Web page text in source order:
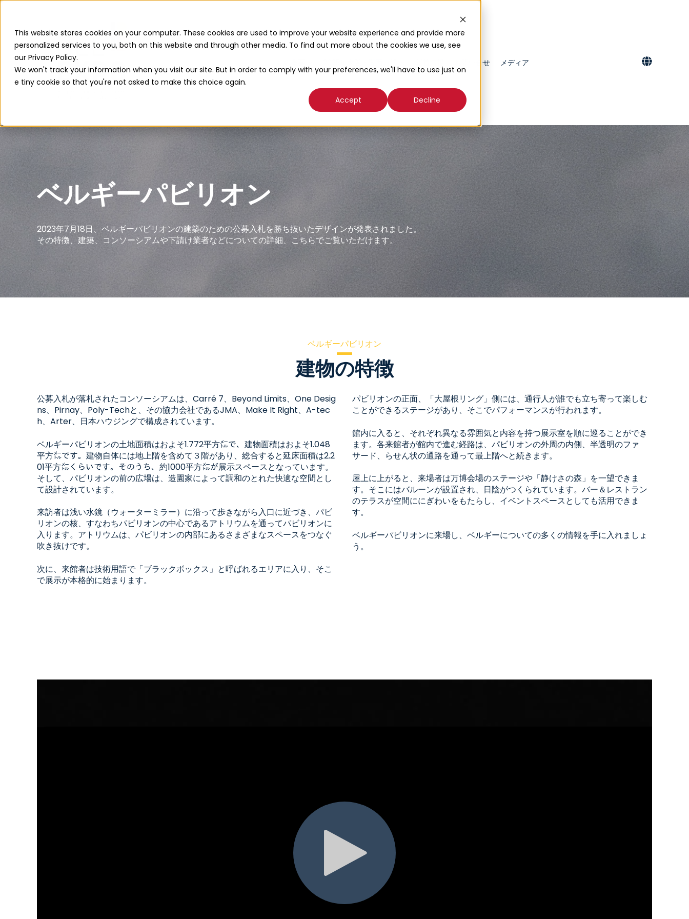
This website stores cookies on your computer. These cookies are used to improve your website experience and provide more
personalized services to you, both on this website and through other media. To find out more about the cookies we use, see
our Privacy Policy.
We won't track your information when you visit our site. But in order to comply with your preferences, we'll have to use just on
e tiny cookie so that you're not asked to make this choice again.
Accept
Decline
お問い合せ メディア
ベルギーパビリオン
2023年7月18日、ベルギーパビリオンの建築のための公募入札を勝ち抜いたデザインが発表されました。
その特徴、建築、コンソーシアムや下請け業者などについての詳細、こちらでご覧いただけます。
ベルギーパビリオン
建物の特徴
公募入札が落札されたコンソーシアムは、Carré 7、Beyond Limits、One Desig
ns、Pirnay、Poly-Techと、その協力会社であるJMA、Make It Right、A-tec
h、Arter、日本ハウジングで構成されています。
ベルギーパビリオンの土地面積はおよそ1.772平方㍍で、建物面積はおよそ1.048
平方㍍です。建物自体には地上階を含めて３階があり、総合すると延床面積は2.2
01平方㍍くらいです。そのうち、約1000平方㍍が展示スペースとなっています。
そして、パビリオンの前の広場は、造園家によって調和のとれた快適な空間とし
て設計されています。
来訪者は浅い水鏡（ウォーターミラー）に沿って歩きながら入口に近づき、パビ
リオンの核、すなわちパビリオンの中心であるアトリウムを通ってパビリオンに
入ります。アトリウムは、パビリオンの内部にあるさまざまなスペースをつなぐ
吹き抜けです。
次に、来館者は技術用語で「ブラックボックス」と呼ばれるエリアに入り、そこ
で展示が本格的に始まります。
パビリオンの正面、「大屋根リング」側には、通行人が誰でも立ち寄って楽しむ
ことができるステージがあり、そこでパフォーマンスが行われます。
館内に入ると、それぞれ異なる雰囲気と内容を持つ展示室を順に巡ることができ
ます。各来館者が館内で進む経路は、パビリオンの外周の内側、半透明のファ
サード、らせん状の通路を通って最上階へと続きます。
屋上に上がると、来場者は万博会場のステージや「静けさの森」を一望できま
す。そこにはバルーンが設置され、日陰がつくられています。バー＆レストラン
のテラスが空間ににぎわいをもたらし、イベントスペースとしても活用できま
す。
ベルギーパビリオンに来場し、ベルギーについての多くの情報を手に入れましょ
う。